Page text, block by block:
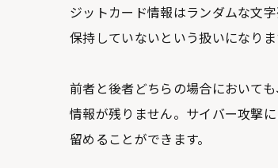
ジットカード情報はランダムな文
保持していないという扱いになりま
前者と後者どちらの場合において
情報が残りません。サイバー攻撃
留めることができます。